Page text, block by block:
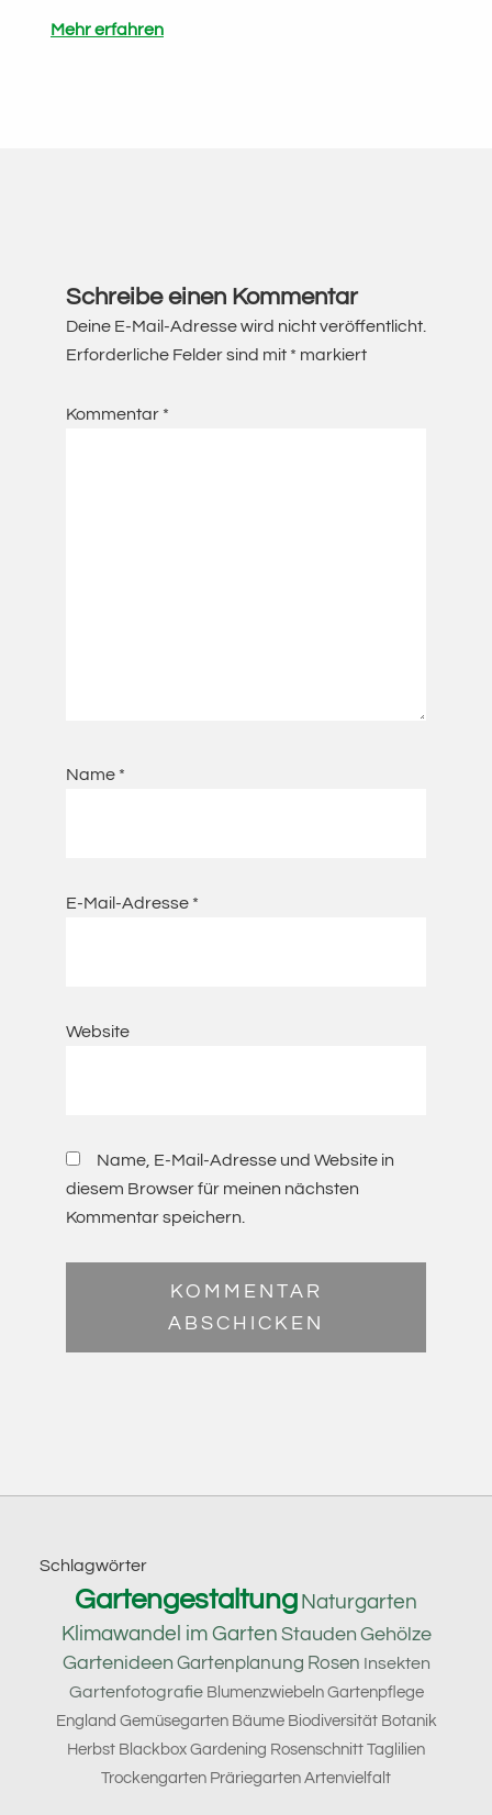
Mehr erfahrenSymbiose
Vortrag
Schreibe einen Kommentar
Deine E-Mail-Adresse wird nicht veröffentlicht.
Erforderliche Felder sind mit * markiert
Kommentar *
Name *
E-Mail-Adresse *
Website
Name, E-Mail-Adresse und Website in
diesem Browser für meinen nächsten
Kommentar speichern.
Footer
Schlagwörter
Gartengestaltung Naturgarten
Klimawandel im Garten Stauden Gehölze
Gartenideen Gartenplanung Rosen Insekten
Gartenfotografie Blumenzwiebeln Gartenpflege
England Gemüsegarten Bäume Biodiversität Botanik
Herbst Blackbox Gardening Rosenschnitt Taglilien
Trockengarten Präriegarten Artenvielfalt